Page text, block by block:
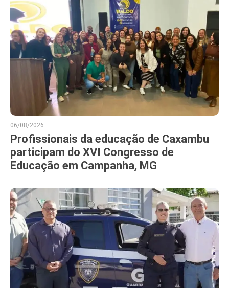
06/08/2026
Profissionais da educação de Caxambu
participam do XVI Congresso de
Educação em Campanha, MG